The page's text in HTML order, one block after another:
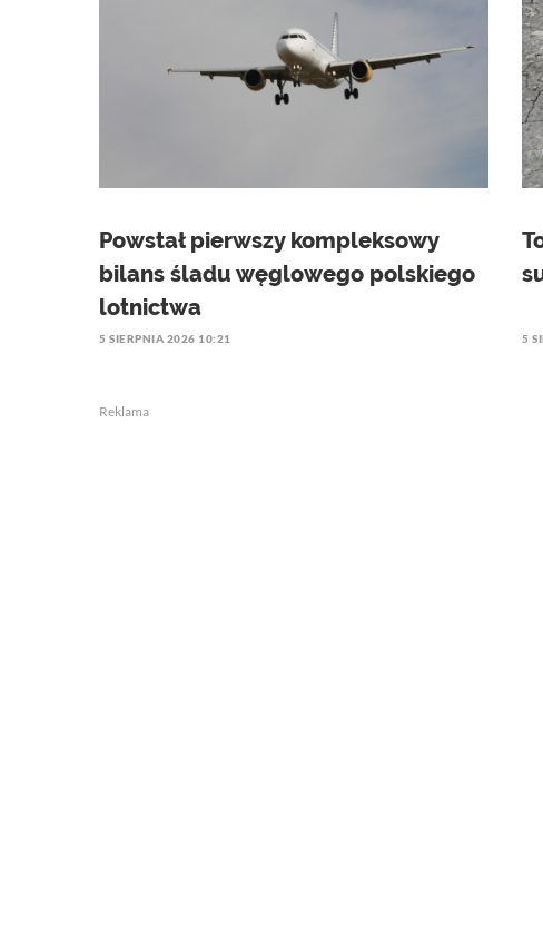
Powstał pierwszy kompleksowy
bilans śladu węglowego polskiego
lotnictwa
5 SIERPNIA 2026 10:21 5
Reklama